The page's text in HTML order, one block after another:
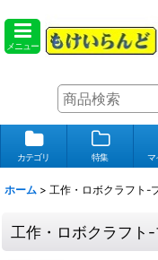
メニュー
カテゴリ 特集 マ
ホーム > 工作・ロボクラフト-
工作・ロボクラフト